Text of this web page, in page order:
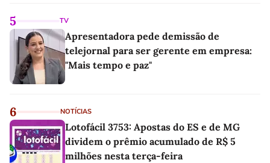
5 TV
Apresentadora pede demissão de
telejornal para ser gerente em empresa:
"Mais tempo e paz"
6 NOTÍCIAS
Lotofácil 3753: Apostas do ES e de MG
dividem o prêmio acumulado de R$ 5
milhões nesta terça-feira